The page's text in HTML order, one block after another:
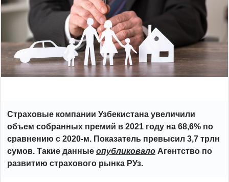
Страховые компании Узбекистана увеличили
объем собранных премий в 2021 году на 68,6% по
сравнению с 2020-м. Показатель превысил 3,7 трлн
сумов. Такие данные опубликовало Агентство по
развитию страхового рынка РУз.